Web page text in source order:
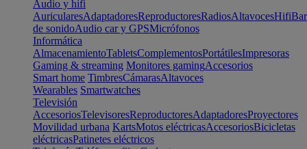
Audio y hifi
AuricularesAdaptadoresReproductoresRadiosAltavocesHifi
de sonidoAudio car y GPSMicrófonos
Informática
AlmacenamientoTabletsComplementosPortátilesImpresoras
Gaming & streaming Monitores gamingAccesorios
Smart home TimbresCámarasAltavoces
Wearables Smartwatches
Televisión
AccesoriosTelevisoresReproductoresAdaptadoresProyectores
Movilidad urbana KartsMotos eléctricasAccesoriosBicicletas
eléctricasPatinetes eléctricos